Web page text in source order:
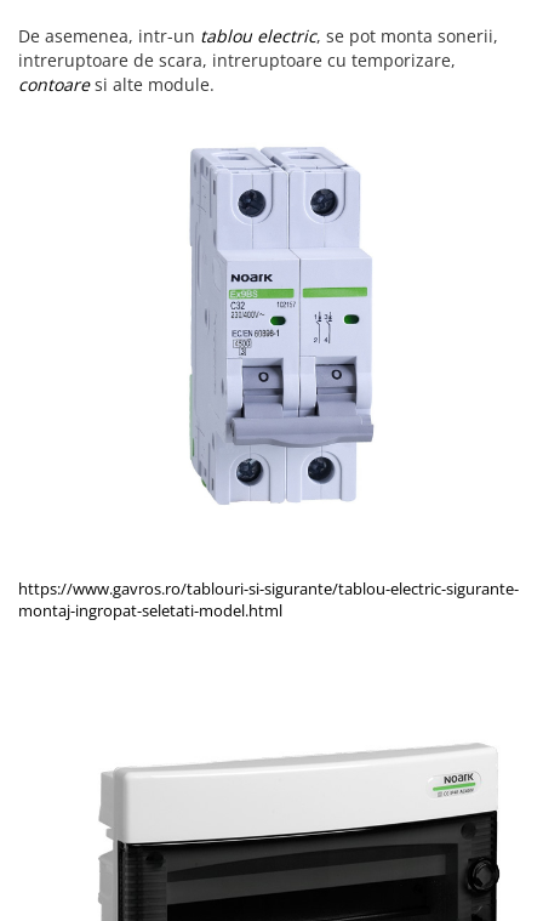
De asemenea, intr-un tablou electric, se pot monta sonerii,
intreruptoare de scara, intreruptoare cu temporizare,
contoaresi alte module.
https://www.gavros.ro/tablouri-si-sigurante/tablou-electric-sigurante-
montaj-ingropat-seletati-model.html